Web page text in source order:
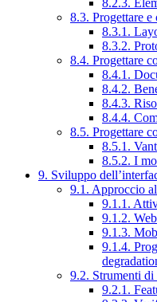
8.3. Progettare e
8.3.1.
8.3.2.
8.4. Progettare
8.4.1.
8.4.2.
8.4.3.
8.4.4.
8.5. Progettare
8.5.1.
8.5.2. I
9. Sviluppo
9.1. Approccio
9.1.1.
9.1.2.
9.1.3.
9.1.4.
9.2. Strumenti
9.2.1.